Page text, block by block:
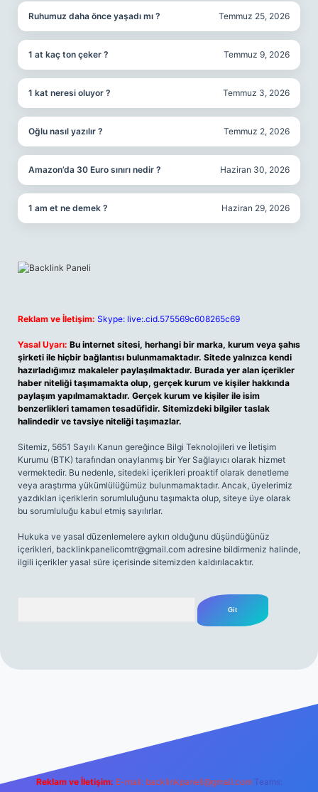
Ruhumuz daha önce yaşadı mı ? Temmuz 25, 2026
1 at kaç ton çeker ? Temmuz 9, 2026
1 kat neresi oluyor ? Temmuz 3, 2026
Oğlu nasıl yazılır ? Temmuz 2, 2026
Amazon’da 30 Euro sınırı nedir ? Haziran 30, 2026
1 am et ne demek ? Haziran 29, 2026
Reklam ve İletişim: Skype: live:.cid.575569c608265c69
Yasal Uyarı: Bu internet sitesi, herhangi bir marka, kurum veya şahıs
şirketi ile hiçbir bağlantısı bulunmamaktadır. Sitede yalnızca kendi
hazırladığımız makaleler paylaşılmaktadır. Burada yer alan içerikler
haber niteliği taşımamakta olup, gerçek kurum ve kişiler hakkında
paylaşım yapılmamaktadır. Gerçek kurum ve kişiler ile isim
benzerlikleri tamamen tesadüfidir. Sitemizdeki bilgiler taslak
halindedir ve tavsiye niteliği taşımazlar.
Sitemiz, 5651 Sayılı Kanun gereğince Bilgi Teknolojileri ve İletişim
Kurumu (BTK) tarafından onaylanmış bir Yer Sağlayıcı olarak hizmet
vermektedir. Bu nedenle, sitedeki içerikleri proaktif olarak denetleme
veya araştırma yükümlülüğümüz bulunmamaktadır. Ancak, üyelerimiz
yazdıkları içeriklerin sorumluluğunu taşımakta olup, siteye üye olarak
bu sorumluluğu kabul etmiş sayılırlar.
Hukuka ve yasal düzenlemelere aykırı olduğunu düşündüğünüz
içerikleri, backlinkpanelicomtr@gmail.com adresine bildirmeniz halinde,
ilgili içerikler yasal süre içerisinde sitemizden kaldırılacaktır.
Reklam ve İletişim: E-mail: backlinkpaneli@gmail.com Teams: